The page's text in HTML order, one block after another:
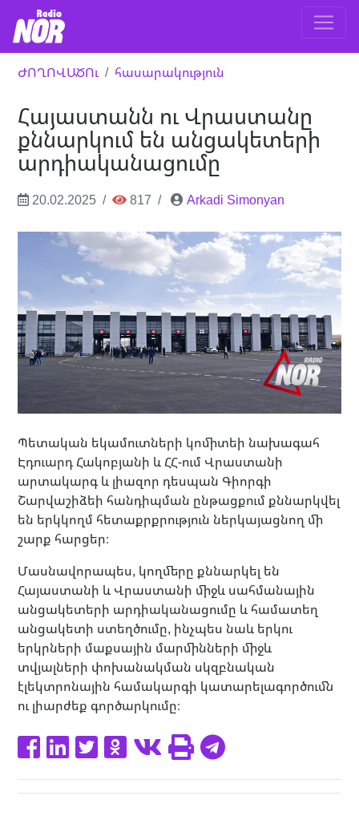
ԺՈՂՈՎԱԾՈւ հասարակություն
Հայաստանն ու Վրաստանը
քննարկում են անցակետերի
արդիականացումը
20.02.2025 817 Arkadi Simonyan
Պետական ​​եկամուտների կոմիտեի նախագահ
Էդուարդ Հակոբյանի և ՀՀ-ում Վրաստանի
արտակարգ և լիազոր դեսպան Գիորգի
Շարվաշիձեի հանդիպման ընթացքում քննարկվել
են երկկողմ հետաքրքրություն ներկայացնող մի
շարք հարցեր։
Մասնավորապես, կողմերը քննարկել են
Հայաստանի և Վրաստանի միջև սահմանային
անցակետերի արդիականացումը և համատեղ
անցակետի ստեղծումը, ինչպես նաև երկու
երկրների մաքսային մարմինների միջև
տվյալների փոխանակման սկզբնական
էլեկտրոնային համակարգի կատարելագործումն
ու լիարժեք գործարկումը։